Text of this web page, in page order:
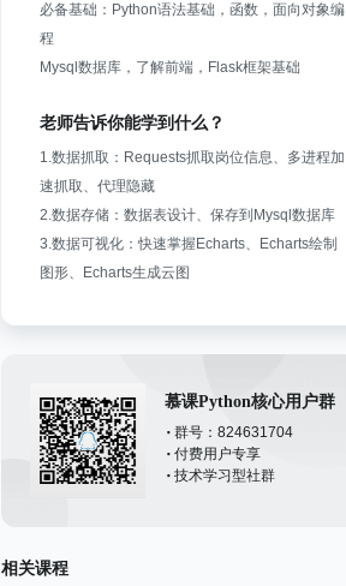
必备基础：Python语法基础，函数，面向对象编
程
Mysql数据库，了解前端，Flask框架基础
老师告诉你能学到什么？
1.数据抓取：Requests抓取岗位信息、多进程加
速抓取、代理隐藏
2.数据存储：数据表设计、保存到Mysql数据库
3.数据可视化：快速掌握Echarts、Echarts绘制
图形、Echarts生成云图
慕课Python核心用户群
群号：824631704
付费用户专享
技术学习型社群
相关课程